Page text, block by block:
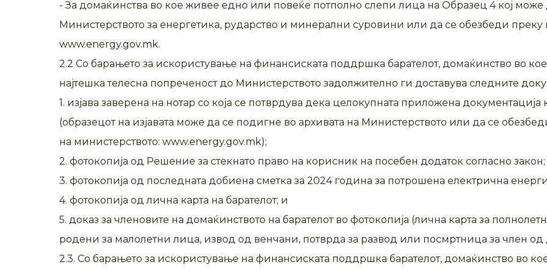
- За домаќинства во кое живее едно или повеќе потполно слепи лица на Образец 4 кој може
Министерството за енергетика, рударство и минерални суровини или да се обезбеди преку
www.energy.gov.mk.
2.2 Со барањето за искористување на финансиската поддршка барателот, домаќинство во
најтешка телесна попреченост до Министерството задолжително ги доставува следните
1. изјава заверена на нотар со која се потврдува дека целокупната приложена
(образецот на изјавата може да се подигне во архивата на Министерството или да се
на министерството: www.energy.gov.mk);
2. фотокопија од Решение за стекнато право на корисник на посебен додаток согласно закон;
3. фотокопија од последната добиена сметка за 2024 година за потрошена електрична
4. фотокопија од лична карта на барателот; и
5. доказ за членовите на домаќинството на барателот во фотокопија (лична карта за
родени за малолетни лица, извод од венчани, потврда за развод или посмртница за член од
2.3. Со барањето за искористување на финансиската поддршка барателот, домаќинство во